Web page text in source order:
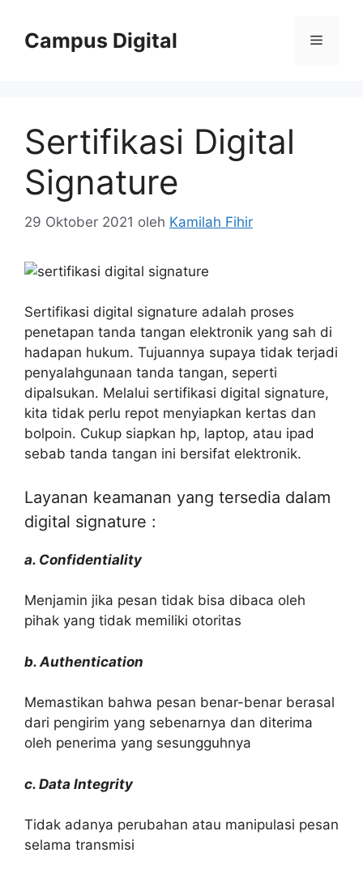
Campus Digital Menu
Sertifikasi Digital
Signature
29 Oktober 2021 oleh Kamilah Fihir
Sertifikasi digital signature adalah proses
penetapan tanda tangan elektronik yang sah di
hadapan hukum. Tujuannya supaya tidak terjadi
penyalahgunaan tanda tangan, seperti
dipalsukan. Melalui sertifikasi digital signature,
kita tidak perlu repot menyiapkan kertas dan
bolpoin. Cukup siapkan hp, laptop, atau ipad
sebab tanda tangan ini bersifat elektronik.
Layanan keamanan yang tersedia dalam
digital signature :
a. Confidentiality
Menjamin jika pesan tidak bisa dibaca oleh
pihak yang tidak memiliki otoritas
b. Authentication
Memastikan bahwa pesan benar-benar berasal
dari pengirim yang sebenarnya dan diterima
oleh penerima yang sesungguhnya
c. Data Integrity
Tidak adanya perubahan atau manipulasi pesan
selama transmisi